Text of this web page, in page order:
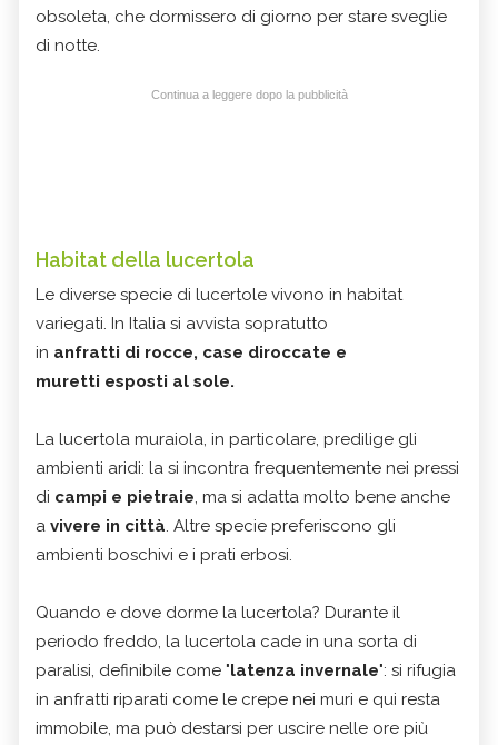
obsoleta, che dormissero di giorno per stare sveglie
di notte.
Continua a leggere dopo la pubblicità
Habitat della lucertola
Le diverse specie di lucertole vivono in habitat
variegati. In Italia si avvista sopratutto
in anfratti di rocce, case diroccate e
muretti esposti al sole.
La lucertola muraiola, in particolare, predilige gli
ambienti aridi: la si incontra frequentemente nei pressi
di campi e pietraie, ma si adatta molto bene anche
a vivere in città. Altre specie preferiscono gli
ambienti boschivi e i prati erbosi.
Quando e dove dorme la lucertola? Durante il
periodo freddo, la lucertola cade in una sorta di
paralisi, definibile come "latenza invernale": si rifugia
in anfratti riparati come le crepe nei muri e qui resta
immobile, ma può destarsi per uscire nelle ore più